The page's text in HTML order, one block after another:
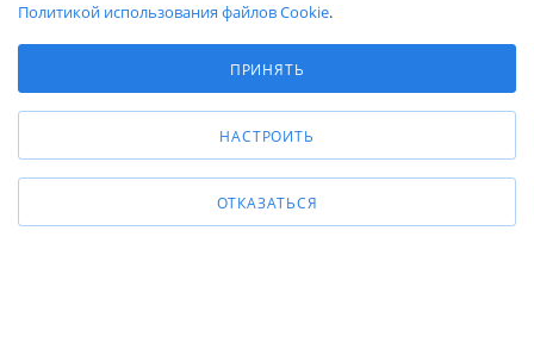
8 (800) 600-95-10 ЗАКАЗАТЬ ЗВОНОК
zakaz@belapex.ru
г. Москва, ул. Промышленная, д. 11
Политикой использования файлов Cookie.
Аналитические/Функциональные
ПРИНЯТЬ
НАСТРОИТЬ
ОТКАЗАТЬСЯ